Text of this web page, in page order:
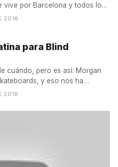
vive por Barcelona y todos los
2018
para Blind
cuándo, pero es así: Morgan
y eso nos ha
2018